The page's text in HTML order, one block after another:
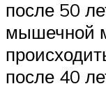
после 50
мышечной
после 40